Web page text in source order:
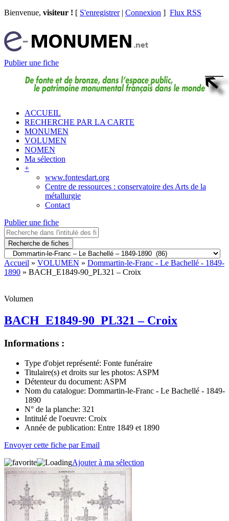
Bienvenue, visiteur ! [ S'enregistrer| Connexion ] Flux RSS
Publier une fiche
ACCUEIL
RECHERCHE PAR LA CARTE
MONUMEN
VOLUMEN
NOMEN
Ma sélection
+
www.fontesdart.org
Centre de ressources : conservatoire des Arts de la
métallurgie
Contact
Publier une fiche
Recherche de fiches
Accueil » VOLUMEN » Dommartin-le-Franc - Le Bachellé - 1849-
1890 » BACH_E1849-90_PL321 – Croix
Volumen
BACH_E1849-90_PL321 – Croix
Informations :
Type d'objet représenté: Fonte funéraire
Titulaire(s) et droits sur les photos: ASPM
Détenteur du document: ASPM
Nom du catalogue: Dommartin-le-Franc - Le Bachellé - 1849-
1890
N° de la planche: 321
Intitulé de l'oeuvre: Croix
Année de publication: Entre 1849 et 1890
Envoyer cette fiche par Email
Ajouter à ma sélection